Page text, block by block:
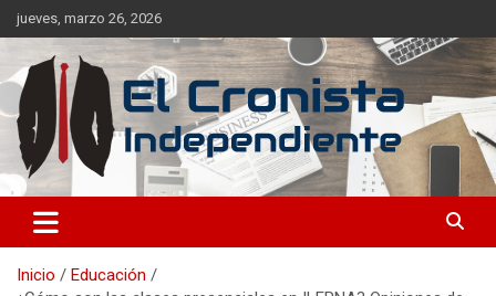
jueves, marzo 26, 2026
El Cronista Independiente
Noticias frescas de tus temáticas favoritas, sin dependencia de
ideales.
Inicio
Educación